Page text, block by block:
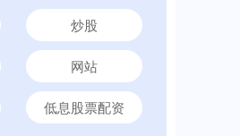
炒股
网站
低息股票配资